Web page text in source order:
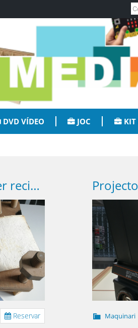
DVD VÍDEO JOC KIT
Taller de paper reciclat
Reservar Maquinari